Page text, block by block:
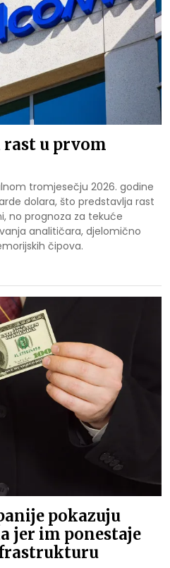
u prvom
tromjesečju 2026. godine
dolara, što predstavlja rast
no prognoza za tekuće
analitičara, djelomično
čipova.
pokazuju
jer im ponestaje